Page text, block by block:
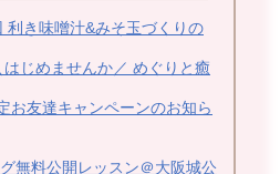
利き味噌汁&みそ玉づくりの
はじめませんか／ めぐりと癒
お友達キャンペーンのお知ら
無料公開レッスン＠大阪城公